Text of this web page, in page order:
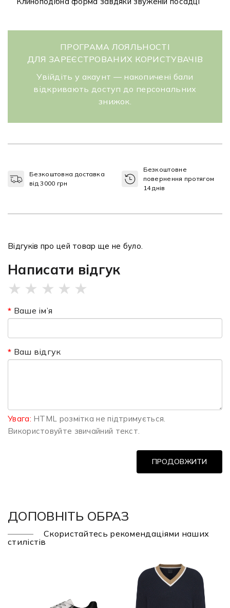
ПРОГРАМА ЛОЯЛЬНОСТІ
ДЛЯ ЗАРЕЄСТРОВАНИХ КОРИСТУВАЧІВ
Увійдіть у акаунт — накопичені бали
відкривають доступ до персональних
знижок.
Безкоштовна доставка
від 3000 грн
Безкоштовне
повернення протягом
14 днів
Відгуків про цей товар ще не було.
Написати відгук
★ ★ ★ ★ ★
Ваше ім’я
Ваш відгук
Увага: HTML розмітка не підтримується.
Використовуйте звичайний текст.
ПРОДОВЖИТИ
ДОПОВНІТЬ ОБРАЗ
Скористайтесь рекомендаціями наших
стилістів